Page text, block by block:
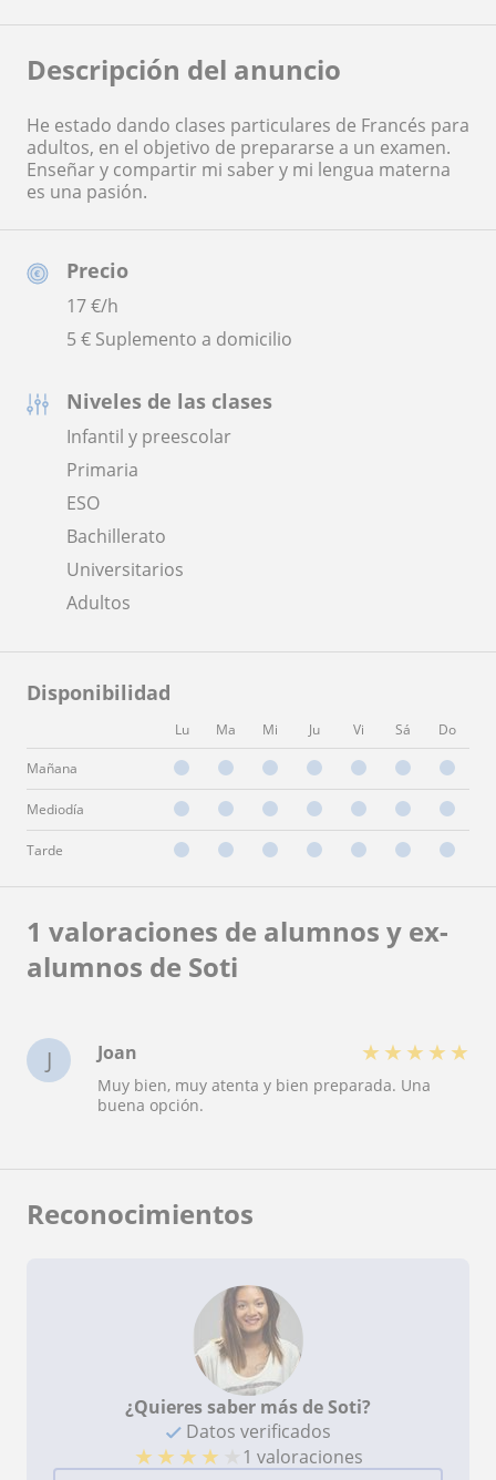
Precio
17€/h
5 € Suplemento a domicilio
Niveles de las clases
Infantil y preescolar
Primaria
ESO
Bachillerato
Universitarios
Adultos
Disponibilidad
Lu Ma Mi Ju Vi Sá Do
Mañana
Mediodía
Tarde
Descripción del anuncio
He estado dando clases particulares de Francés para
adultos, en el objetivo de prepararse a un examen.
Enseñar y compartir mi saber y mi lengua materna
es una pasión.
1 valoraciones de alumnos y ex-
alumnos de Soti
J Joan ★ ★ ★ ★ ★
Muy bien, muy atenta y bien preparada. Una
buena opción.
Reconocimientos
¿Quieres saber más de Soti?
Datos verificados
★ ★ ★ ★ 1 valoraciones